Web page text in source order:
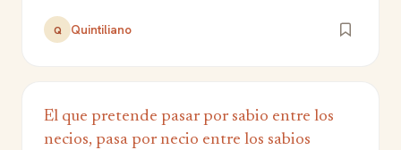
Q Quintiliano
El que pretende pasar por sabio entre los
necios, pasa por necio entre los sabios